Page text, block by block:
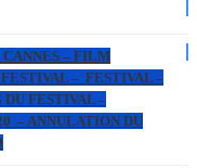
CANNES – FILM
– FESTIVAL –
DU FESTIVAL –
– ANNULATION DU